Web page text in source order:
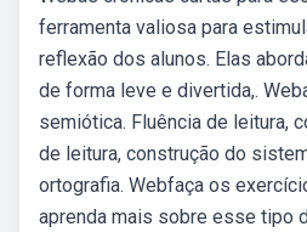
ferramenta valiosa para
reflexão dos alunos. Elas
de forma leve e divertida,.
semiótica. Fluência de leitura,
de leitura, construção do
ortografia. Webfaça os
aprenda mais sobre esse tipo